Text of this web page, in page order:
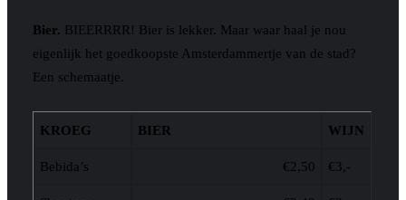
Bier. BIEERRRR! Bier is lekker. Maar waar haal je nou
eigenlijk het goedkoopste Amsterdammertje van de stad?
Een schemaatje.
KROEG BIER WIJN
Bebida’s €2,50 €3,-